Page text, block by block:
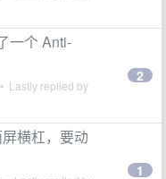
一个 Anti-
• Lastly replied by
2
横杠，要动
1